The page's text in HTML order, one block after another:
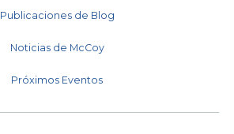
Publicaciones de Blog
Noticias de McCoy
Próximos Eventos